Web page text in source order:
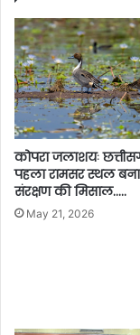
कोपरा जलाशयः
पहला रामसर स्थल बना
संरक्षण की मिसाल…..
May 21, 2026